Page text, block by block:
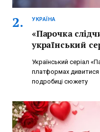
УКРАЇНА
«Парочка
український
Український серіал
платформах
подробиці сюжету